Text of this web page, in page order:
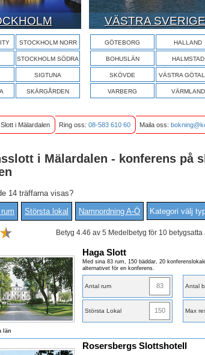
STOCKHOLM NORR
STOCKHOLM SÖDRA
SIGTUNA
SKÄRGÅRDEN
VÄSTRA SVERIGE
GÖTEBORG HALLAND
BOHUSLÄN HALMSTAD
SKÖVDE VÄSTRA
VARBERG VÄRMLAND
i Mälardalen Ring oss: 08-583 610 60 Maila oss:
i Mälardalen - konferens på
14 träffarna visas?
Största lokal Namnordning A-Ö
Betyg 4.46 av 5 Medelbetyg för 10
Haga Slott
Med sina 83 rum, 150 bäddar, 20
alternativet för en konferens.
Antal rum 83 Antal
Största Lokal 150 Max
län
Rosersbergs Slottshotell